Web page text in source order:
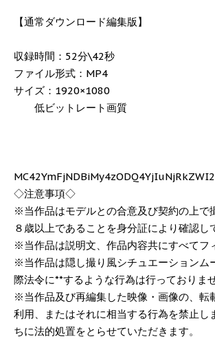
【通常ダウンロード編集版】
収録時間：52分\42秒
ファイル形式：MP4
サイズ：1920×1080
低ビットレート画質
◇注意事項◇
※当作品はモデルとの合意及び契約の上で
８歳以上であることを身分証により確認し
※当作品は説明文、作品内容共にすべてフ
※当作品は隠し撮り風シチュエーションム
際法令に**するような行為は行っておりませ
※当作品及び再編集した映像・画像の、転
利用、またはそれに相当する行為を禁止し
ちに法的処置をとらせていただきます。